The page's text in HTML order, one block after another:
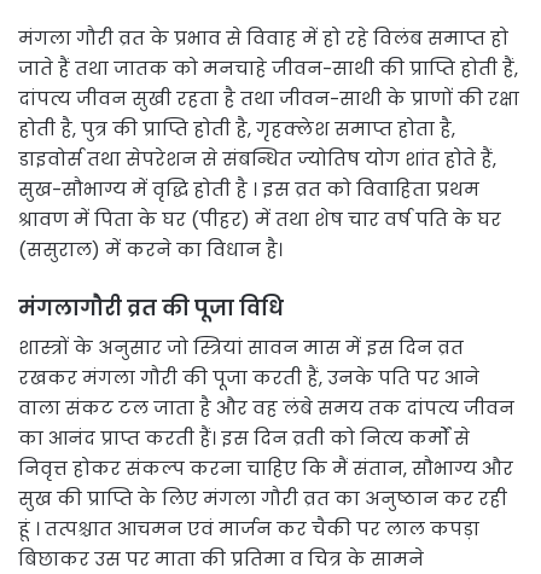
मंगला गौरी व्रत के प्रभाव से विवाह में हो रहे विलंब समाप्त हो
जाते हैं तथा जातक को मनचाहे जीवन-साथी की प्राप्ति होती हैं,
दांपत्य जीवन सुखी रहता है तथा जीवन-साथी के प्राणों की रक्षा
होती है, पुत्र की प्राप्ति होती है, गृहक्लेश समाप्त होता है,
डाइवोर्स तथा सेपरेशन से संबन्धित ज्योतिष योग शांत होते हैं,
सुख-सौभाग्य में वृद्धि होती है । इस व्रत को विवाहिता प्रथम
श्रावण में पिता के घर (पीहर) में तथा शेष चार वर्ष पति के घर
(ससुराल) में करने का विधान है।
मंगलागौरी व्रत की पूजा विधि
शास्त्रों के अनुसार जो स्त्रियां सावन मास में इस दिन व्रत
रखकर मंगला गौरी की पूजा करती हैं, उनके पति पर आने
वाला संकट टल जाता है और वह लंबे समय तक दांपत्य जीवन
का आनंद प्राप्त करती हैं। इस दिन व्रती को नित्य कर्मों से
निवृत्त होकर संकल्प करना चाहिए कि मैं संतान, सौभाग्य और
सुख की प्राप्ति के लिए मंगला गौरी व्रत का अनुष्ठान कर रही
हूं । तत्पश्चात आचमन एवं मार्जन कर चैकी पर लाल कपड़ा
बिछाकर उस पर माता की प्रतिमा व चित्र के सामने